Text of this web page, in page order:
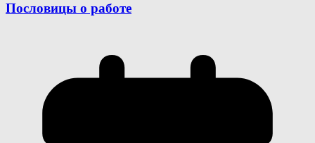
Пословицы о работе